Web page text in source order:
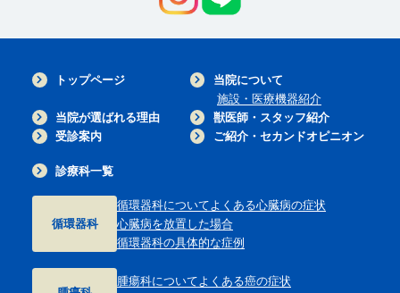
トップページ
当院について
施設・医療機器紹介
当院が選ばれる理由
獣医師・スタッフ紹介
受診案内
ご紹介・セカンドオピニオン
診療科一覧
循環器科
循環器科についてよくある心臓病の症状
心臓病を放置した場合
循環器科の具体的な症例
腫瘍科について よくある癌の症状